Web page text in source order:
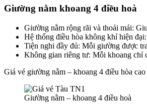
Giường nằm khoang 4 điều hoà
Giường nằm rộng rãi và thoải mái:
Hệ thống điều hòa không khí hiện
Tiện nghi đầy đủ: Mỗi giường được
Không gian riêng tư: Mỗi khoang chỉ
Giá vé giường nằm – khoang 4 điều hòa
Giường nằm – khoang 4 điều hoà